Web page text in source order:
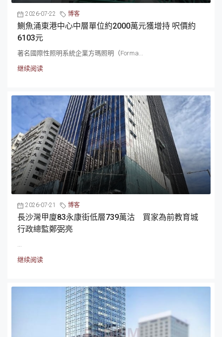
2026-07-22 博客
鰂魚涌東港中心中層單位約2000萬元獲增持 呎價約
6103元
著名國際性照明系統企業方瑪照明（Forma...
继续阅读
2026-07-21 博客
長沙灣甲廈83永康街低層739萬沽 買家為前教育城
行政總監鄭弼亮
...
继续阅读